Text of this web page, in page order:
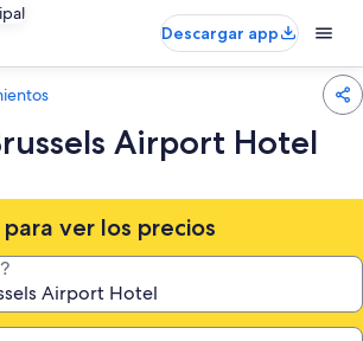
Descargar app
Airport Hotel
ver los precios